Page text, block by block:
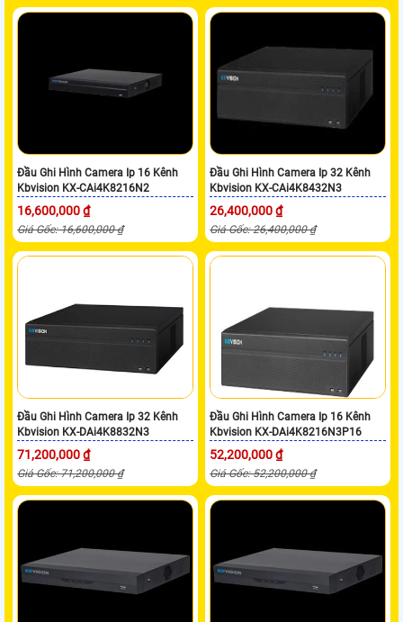
Đầu Ghi Hình Camera Ip 16 Kênh
Kbvision KX-CAi4K8216N2
16,600,000 ₫
Giá Gốc: 16,600,000 ₫
Đầu Ghi Hình Camera Ip 32 Kênh
Kbvision KX-CAi4K8432N3
26,400,000 ₫
Giá Gốc: 26,400,000 ₫
Đầu Ghi Hình Camera Ip 32 Kênh
Kbvision KX-DAi4K8832N3
71,200,000 ₫
Giá Gốc: 71,200,000 ₫
Đầu Ghi Hình Camera Ip 16 Kênh
Kbvision KX-DAi4K8216N3P16
52,200,000 ₫
Giá Gốc: 52,200,000 ₫